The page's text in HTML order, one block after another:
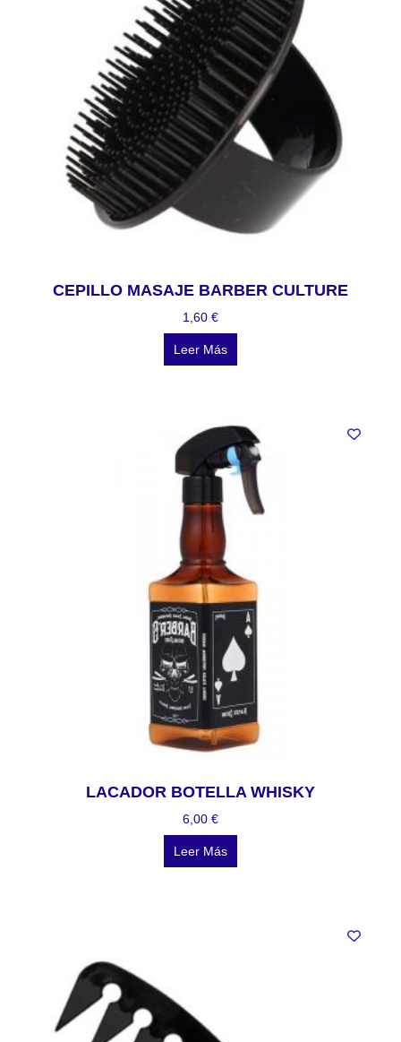
CEPILLO MASAJE BARBER CULTURE
1,60 €
Leer Más
LACADOR BOTELLA WHISKY
6,00 €
Leer Más